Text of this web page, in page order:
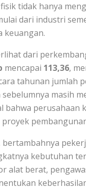
tidak hanya
dari industri
keuangan.
dari
mencapai 113,36,
tahunan jumlah
masih
bahwa
kebutuhan
alat berat,